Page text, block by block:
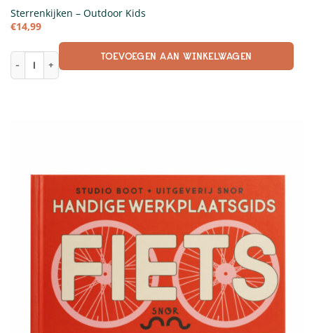
Sterrenkijken – Outdoor Kids
€14,99
Sterrenkijken - Outdoor Kids aantalTOEVOEGEN AAN WINKELWAGEN